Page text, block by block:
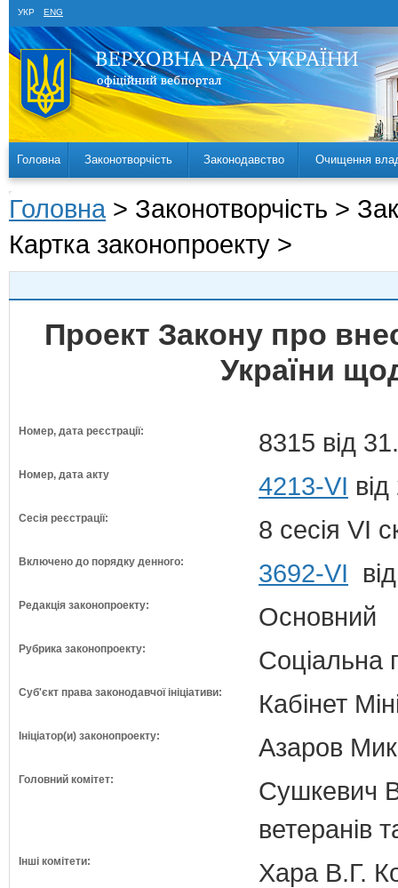
УКР ENG
Головна Законотворчість Законодавство Очищення
Головна > Законотворчість >
Картка законопроекту >
Проект Закону про
України
Номер, дата реєстрації: 8315 від
Номер, дата акту 4213-VI
Сесія реєстрації: 8 сесія VI
Включено до порядку денного: 3692-VI
Редакція законопроекту: Основний
Рубрика законопроекту: Соціальна
Суб'єкт права законодавчої ініціативи: Кабінет
Ініціатор(и) законопроекту: Азаров
Головний комітет:
Сушкевич
ветеранів
Інші комітети:
Хара В.Г.